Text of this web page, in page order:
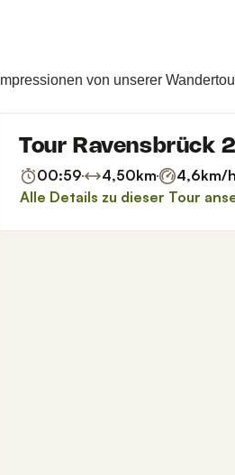
Impressionen von unserer